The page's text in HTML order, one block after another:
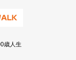
歳人生